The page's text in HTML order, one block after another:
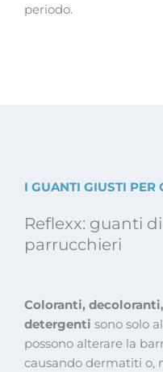
periodo.
I GUANTI GIUSTI PER
Reflexx: guanti
parrucchieri
Coloranti,
detergenti sono solo
possono alterare la
causando dermatiti o,